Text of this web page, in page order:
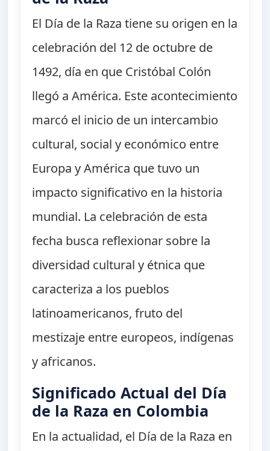
El Día de la Raza tiene su origen en la
celebración del 12 de octubre de
1492, día en que Cristóbal Colón
llegó a América. Este acontecimiento
marcó el inicio de un intercambio
cultural, social y económico entre
Europa y América que tuvo un
impacto significativo en la historia
mundial. La celebración de esta
fecha busca reflexionar sobre la
diversidad cultural y étnica que
caracteriza a los pueblos
latinoamericanos, fruto del
mestizaje entre europeos, indígenas
y africanos.
Significado Actual del Día
de la Raza en Colombia
En la actualidad, el Día de la Raza en